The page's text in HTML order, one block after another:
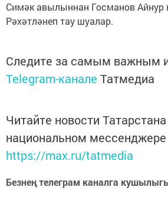
Симәк авылыннан Госманов Айнур
Рәхәтләнеп тау шуалар.
Следите за самым важным
Telegram-канале Татмедиа
Читайте новости
национальном
https://max.ru/tatmedia
Безнең телеграм каналга